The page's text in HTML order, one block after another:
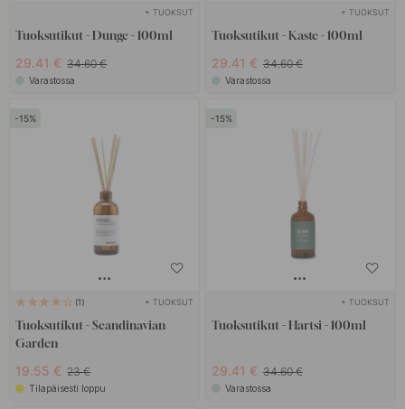
+ TUOKSUT
Tuoksutikut - Dunge - 100ml
29.41 € 34.60 €
Varastossa
+ TUOKSUT
Tuoksutikut - Kaste - 100ml
29.41 € 34.60 €
Varastossa
15
1 + TUOKSUT
Tuoksutikut - Scandinavian
Garden
19.55 € 23 €
Tilapäisesti loppu
15
+ TUOKSUT
Tuoksutikut - Hartsi - 100ml
29.41 € 34.60 €
Varastossa